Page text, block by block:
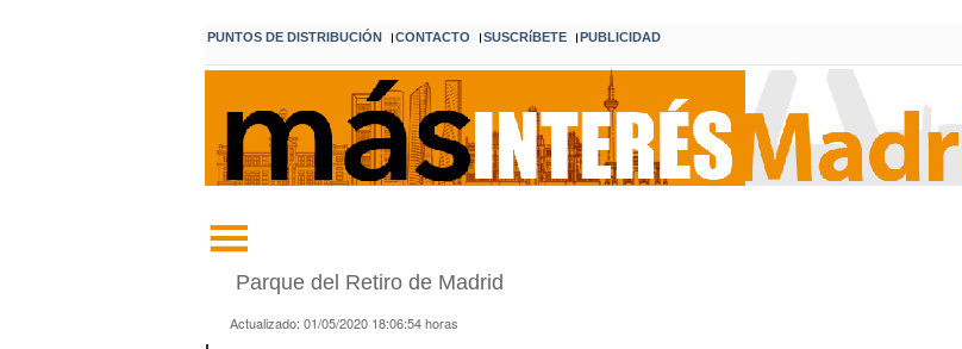
PUNTOS DE DISTRIBUCIÓN ICONTACTO ISUSCRíBETE IPUBLICIDAD
Parque del Retiro de Madrid
Actualizado: 01/05/2020 18:06:54horas